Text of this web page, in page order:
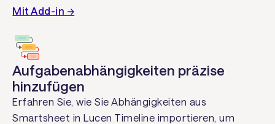
Mit Add-in →
Aufgabenabhängigkeiten präzise
hinzufügen
Erfahren Sie, wie Sie Abhängigkeiten aus
Smartsheet in Lucen Timeline importieren, um